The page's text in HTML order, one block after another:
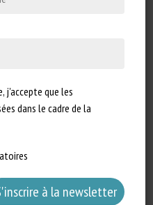
j'accepte que les
dans le cadre de la